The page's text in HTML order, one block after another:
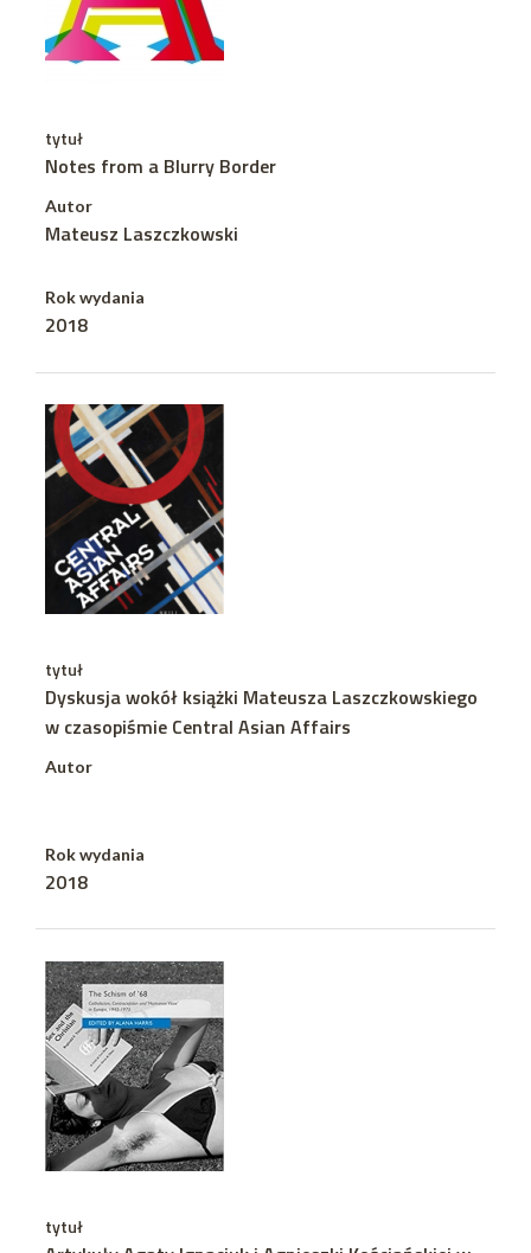
tytuł
Notes from a Blurry Border
Autor
Mateusz Laszczkowski
Rok wydania
2018
tytuł
Dyskusja wokół książki Mateusza Laszczkowskiego
w czasopiśmie Central Asian Affairs
Autor
Rok wydania
2018
tytuł